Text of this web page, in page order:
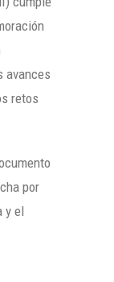
avances
retos
por
y el